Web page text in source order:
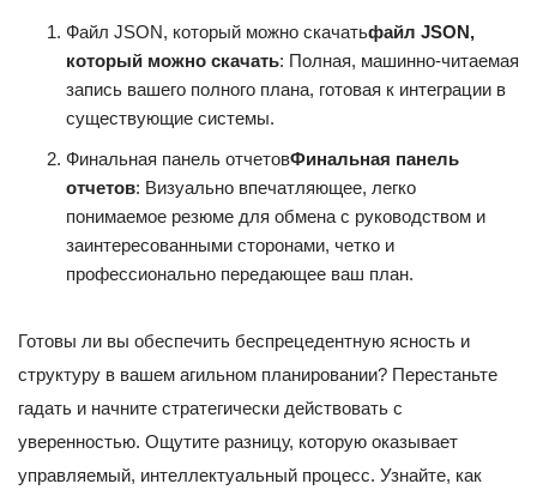
Файл JSON, который можно скачатьфайл JSON,
который можно скачать: Полная, машинно-читаемая
запись вашего полного плана, готовая к интеграции в
существующие системы.
Финальная панель отчетовФинальная панель
отчетов: Визуально впечатляющее, легко
понимаемое резюме для обмена с руководством и
заинтересованными сторонами, четко и
профессионально передающее ваш план.
Готовы ли вы обеспечить беспрецедентную ясность и
структуру в вашем агильном планировании? Перестаньте
гадать и начните стратегически действовать с
уверенностью. Ощутите разницу, которую оказывает
управляемый, интеллектуальный процесс. Узнайте, как